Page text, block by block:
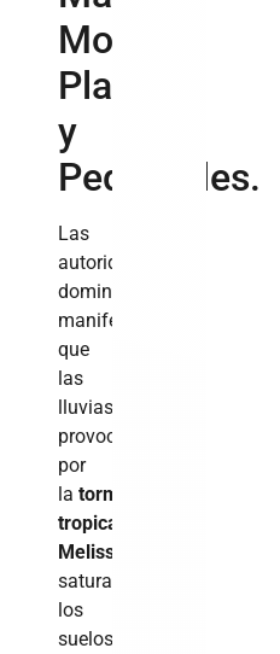
Monte
Plata
y
Pedernales.
Las
autoridades
dominicanas
manifestaron
que
las
lluvias
provocadas
por
la tormenta
tropical
Melissa
saturado
los
suelos